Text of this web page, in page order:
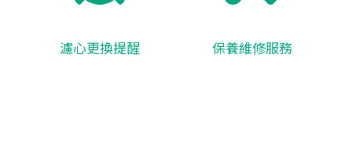
濾心更換提醒 保養維修服務